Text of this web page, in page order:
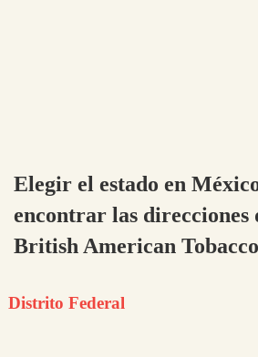
Elegir el estado en
encontrar las direcciones
British American Tobacco
Distrito Federal